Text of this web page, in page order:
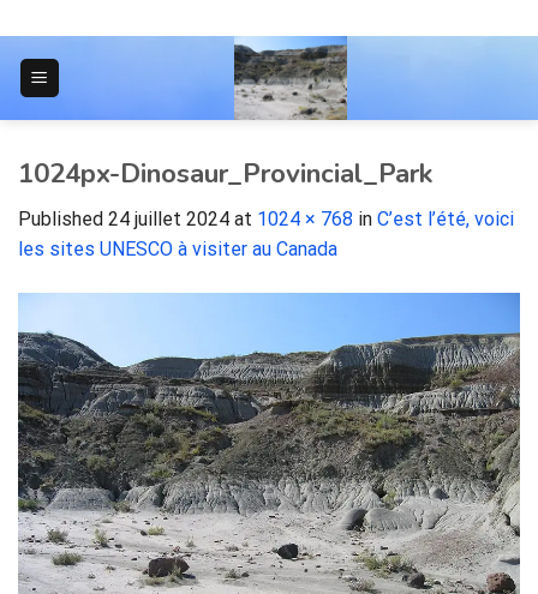
to
content
1024px-Dinosaur_Provincial_Park
Published 24 juillet 2024 at 1024 × 768 in C’est l’été, voici
les sites UNESCO à visiter au Canada